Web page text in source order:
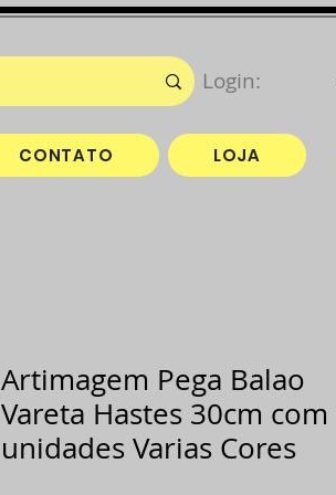
CONTATO LOJA
Login:
Artimagem Pega Balao
Vareta Hastes 30cm com
unidades Varias Cores